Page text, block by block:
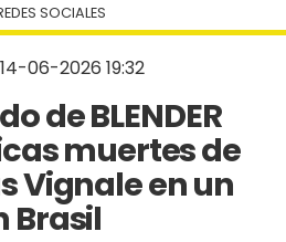
14-06-2026 19:32
de BLENDER
muertes de
Vignale en un
Brasil
SOCIALES